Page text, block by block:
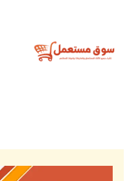
المحتوى